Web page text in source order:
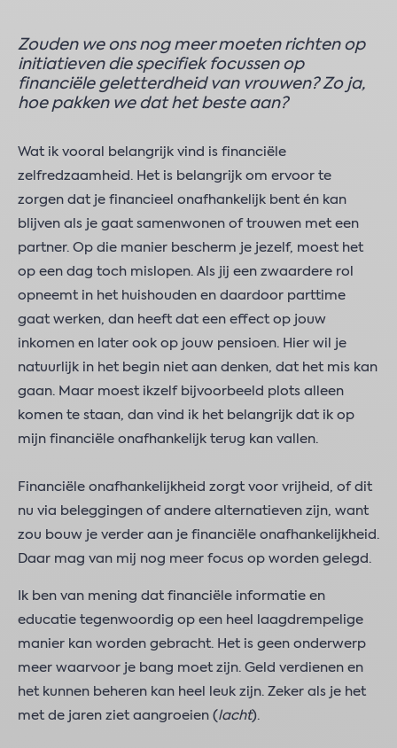
Zouden we ons nog meer moeten richten op
initiatieven die specifiek focussen op
financiële geletterdheid van vrouwen? Zo ja,
hoe pakken we dat het beste aan?
Wat ik vooral belangrijk vind is financiële
zelfredzaamheid. Het is belangrijk om ervoor te
zorgen dat je financieel onafhankelijk bent én kan
blijven als je gaat samenwonen of trouwen met een
partner. Op die manier bescherm je jezelf, moest het
op een dag toch mislopen. Als jij een zwaardere rol
opneemt in het huishouden en daardoor parttime
gaat werken, dan heeft dat een effect op jouw
inkomen en later ook op jouw pensioen. Hier wil je
natuurlijk in het begin niet aan denken, dat het mis kan
gaan. Maar moest ikzelf bijvoorbeeld plots alleen
komen te staan, dan vind ik het belangrijk dat ik op
mijn financiële onafhankelijk terug kan vallen.
Financiële onafhankelijkheid zorgt voor vrijheid, of dit
nu via beleggingen of andere alternatieven zijn, want
zou bouw je verder aan je financiële onafhankelijkheid.
Daar mag van mij nog meer focus op worden gelegd.
Ik ben van mening dat financiële informatie en
educatie tegenwoordig op een heel laagdrempelige
manier kan worden gebracht. Het is geen onderwerp
meer waarvoor je bang moet zijn. Geld verdienen en
het kunnen beheren kan heel leuk zijn. Zeker als je het
met de jaren ziet aangroeien ( lacht).